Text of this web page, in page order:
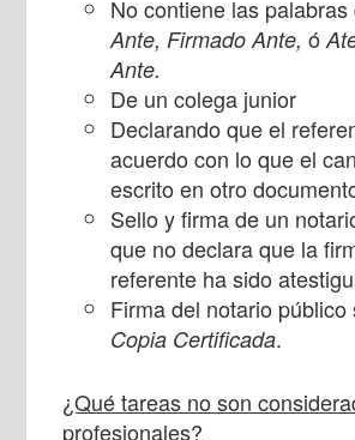
No contiene las
Ante, Firmado Ante,ó
Ante.
De un colega junior
Declarando que el
acuerdo con lo que el
escrito en otro
Sello y firma de un
que no declara que la
referente ha sido
Firma del notario
Copia Certificada.
¿Qué tareas no son
profesionales?